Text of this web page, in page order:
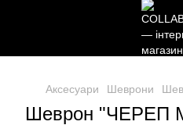
Аксесуари Шеврони
Шеврон "ЧЕРЕП